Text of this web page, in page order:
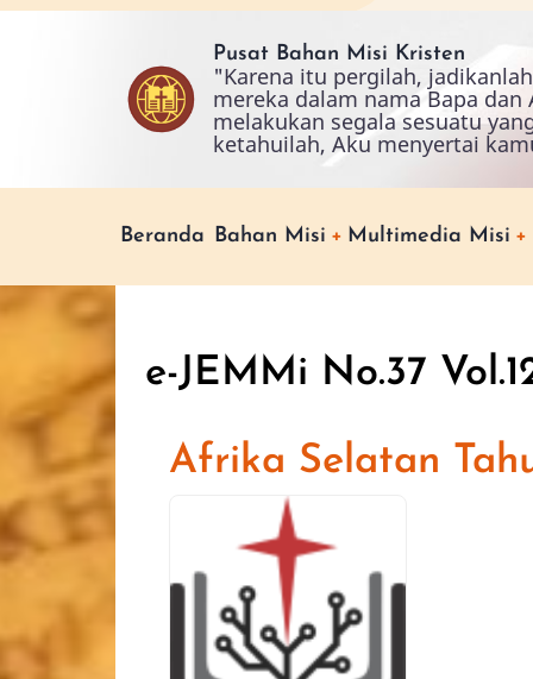
Skip
Pusat Bahan Misi Kristen
"Karena itu pergilah,
mereka dalam nama Bapa
melakukan segala sesuatu
ketahuilah, Aku menyertai
Main
Beranda Bahan Misi Multimedia Misi
e-JEMMi No.37
Afrika Selatan